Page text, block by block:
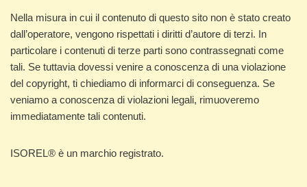
Nella misura in cui il contenuto di questo sito non è stato creato
dall’operatore, vengono rispettati i diritti d’autore di terzi. In
particolare i contenuti di terze parti sono contrassegnati come
tali. Se tuttavia dovessi venire a conoscenza di una violazione
del copyright, ti chiediamo di informarci di conseguenza. Se
veniamo a conoscenza di violazioni legali, rimuoveremo
immediatamente tali contenuti.
ISOREL® è un marchio registrato.